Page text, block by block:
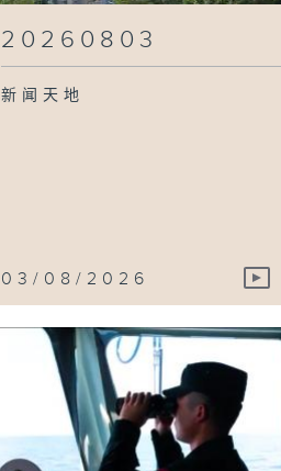
20260803
新闻天地
03/08/2026